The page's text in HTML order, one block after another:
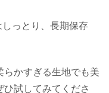
っとり、長期保存
らかすぎる生地でも美
試してみてくださ